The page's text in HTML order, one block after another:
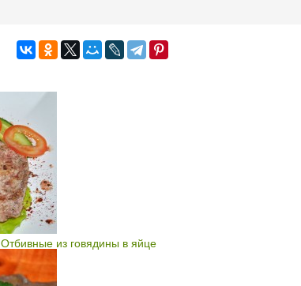
Отбивные из говядины в яйце